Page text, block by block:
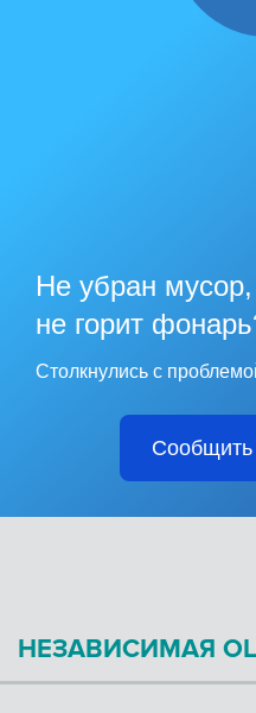
Не убран
не горит
Столкнулись с
НЕЗАВИСИМАЯ